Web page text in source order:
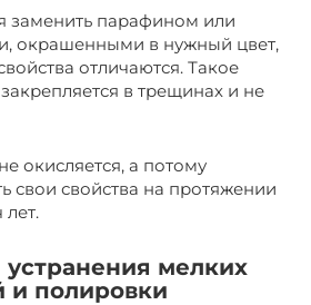
заменить парафином или
окрашенными в нужный цвет,
отличаются. Такое
в трещинах и не
окисляется, а потому
свои свойства на протяжении
устранения мелких
и полировки